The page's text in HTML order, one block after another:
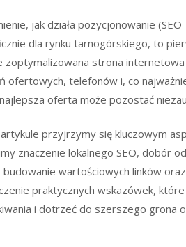
jak działa pozycjonowanie
dla rynku tarnogórskiego, to
zoptymalizowana strona internetowa
ofertowych, telefonów i, co
oferta może pozostać
przyjrzymy się kluczowym
znaczenie lokalnego SEO, dobór
wartościowych linków
praktycznych wskazówek,
i dotrzeć do szerszego grona